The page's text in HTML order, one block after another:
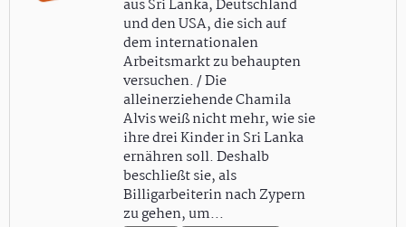
aus Sri Lanka, Deutschland
und den USA, die sich auf
dem internationalen
Arbeitsmarkt zu behaupten
versuchen. / Die
alleinerziehende Chamila
Alvis weiß nicht mehr, wie sie
ihre drei Kinder in Sri Lanka
ernähren soll. Deshalb
beschließt sie, als
Billigarbeiterin nach Zypern
zu gehen, um…